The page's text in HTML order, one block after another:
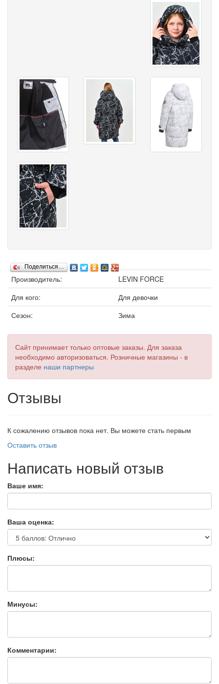
Поделиться…
Производитель:
LEVIN FORCE
Для кого:
Для девочки
Сезон:
Зима
Сайт принимает только оптовые заказы. Для заказа
необходимо авторизоваться. Розничные магазины - в
разделе наши партнеры
Отзывы
К сожалению отзывов пока нет. Вы можете стать первым
Оставить отзыв
Написать новый отзыв
Ваше имя:
Ваша оценка:
Плюсы:
Минусы:
Комментарии: